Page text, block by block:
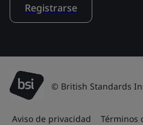
Registrarse
© British Standards
Aviso de privacidad Términos